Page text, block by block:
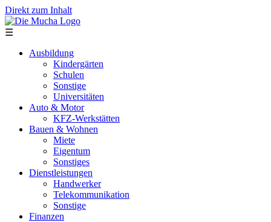
Direkt zum Inhalt
☰
Ausbildung
Kindergärten
Schulen
Sonstige
Universitäten
Auto & Motor
KFZ-Werkstätten
Bauen & Wohnen
Miete
Eigentum
Sonstiges
Dienstleistungen
Handwerker
Telekommunikation
Sonstige
Finanzen